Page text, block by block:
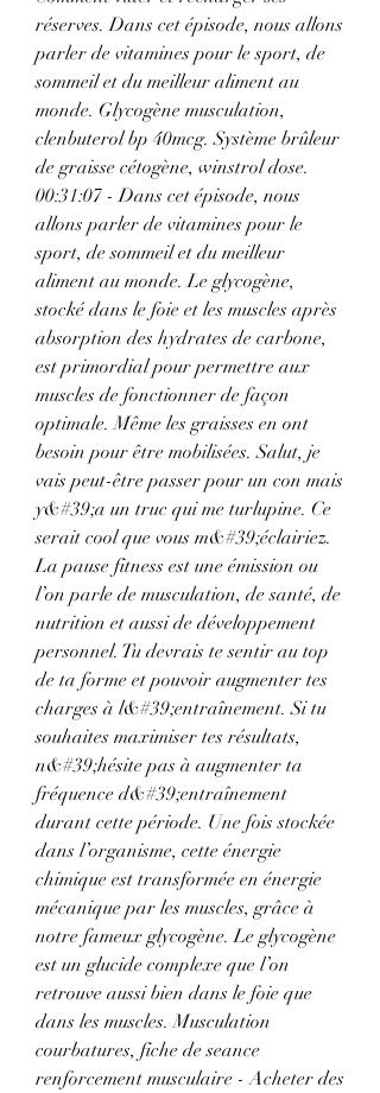
réserves. Dans cet épisode, nous allons
parler de vitamines pour le sport, de
sommeil et du meilleur aliment au
monde. Glycogène musculation,
clenbuterol bp 40mcg. Système brûleur
de graisse cétogène, winstrol dose.
00:31:07 - Dans cet épisode, nous
allons parler de vitamines pour le
sport, de sommeil et du meilleur
aliment au monde. Le glycogène,
stocké dans le foie et les muscles après
absorption des hydrates de carbone,
est primordial pour permettre aux
muscles de fonctionner de façon
optimale. Même les graisses en ont
besoin pour être mobilisées. Salut, je
vais peut-être passer pour un con mais
y&#39;a un truc qui me turlupine. Ce
serait cool que vous m&#39;éclairiez.
La pause fitness est une émission ou
l’on parle de musculation, de santé, de
nutrition et aussi de développement
personnel. Tu devrais te sentir au top
de ta forme et pouvoir augmenter tes
charges à l&#39;entraînement. Si tu
souhaites maximiser tes résultats,
n&#39;hésite pas à augmenter ta
fréquence d&#39;entraînement
durant cette période. Une fois stockée
dans l’organisme, cette énergie
chimique est transformée en énergie
mécanique par les muscles, grâce à
notre fameux glycogène. Le glycogène
est un glucide complexe que l’on
retrouve aussi bien dans le foie que
dans les muscles. Musculation
courbatures, fiche de seance
renforcement musculaire - Acheter des